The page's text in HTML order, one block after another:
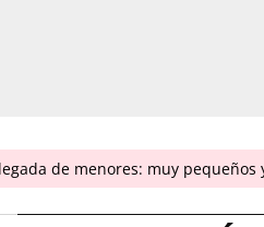
de menores: muy pequeños